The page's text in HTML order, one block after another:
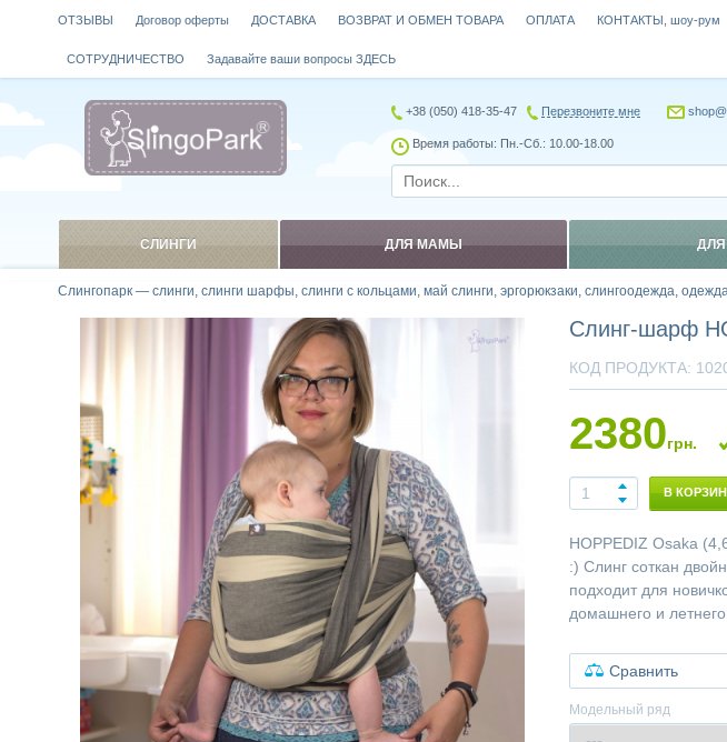
Слингопарк — слинги, слинги шарфы, слинги с кольцами, май слинги, эргорюкзаки, слингоодежда,
Слинг-шарф
КОД ПРОДУКТА:
2380грн.
В
HOPPEDIZ Osaka
:) Слинг соткан
подходит для
домашнего и
Сравнить
Модельный ряд
ОТЗЫВЫ Договор оферты ДОСТАВКА ВОЗВРАТ И ОБМЕН ТОВАРА ОПЛАТА КОНТАКТЫ, шоу-рум
СОТРУДНИЧЕСТВО Задавайте ваши вопросы ЗДЕСЬ
+38 (050) 418-35-47 Перезвоните мне
Время работы: Пн.-Сб.: 10.00-18.00
СЛИНГИ ДЛЯ МАМЫ